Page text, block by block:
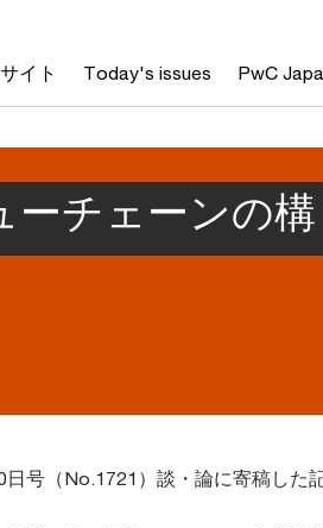
イト Today's issues PwC
ーチェーンの構
号（No.1721）談・論に寄稿した